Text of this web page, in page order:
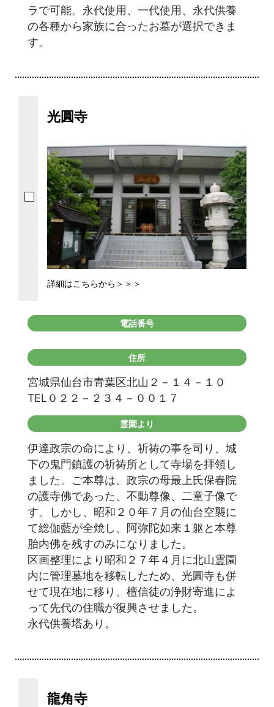
ラで可能。永代使用、一代使用、永代供養
の各種から家族に合ったお墓が選択できま
す。
光圓寺
詳細はこちらから＞＞＞
電話番号
住所
宮城県仙台市青葉区北山２－１４－１０
TEL０２２－２３４－００１７
霊園より
伊達政宗の命により、祈祷の事を司り、城
下の鬼門鎮護の祈祷所として寺場を拝領し
ました。ご本尊は、政宗の母最上氏保春院
の護寺佛であった、不動尊像、二童子像で
す。しかし、昭和２０年７月の仙台空襲に
て総伽藍が全焼し、阿弥陀如来１躯と本尊
胎内佛を残すのみになりました。
区画整理により昭和２７年４月に北山霊園
内に管理墓地を移転したため、光圓寺も併
せて現在地に移り、檀信徒の浄財寄進によ
って先代の住職が復興させました。
永代供養塔あり。
龍角寺